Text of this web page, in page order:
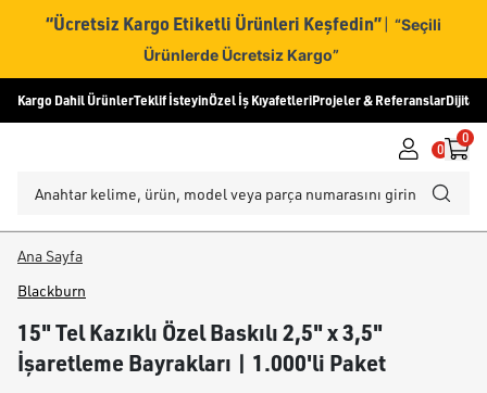
“Ücretsiz Kargo Etiketli Ürünleri Keşfedin” | “Seçili
Ürünlerde Ücretsiz Kargo”
Kargo Dahil ÜrünlerTeklif İsteyinÖzel İş KıyafetleriProjeler & ReferanslarDijital
0
0
Ana Sayfa
Blackburn
15" Tel Kazıklı Özel Baskılı 2,5" x 3,5"
İşaretleme Bayrakları | 1.000'li Paket